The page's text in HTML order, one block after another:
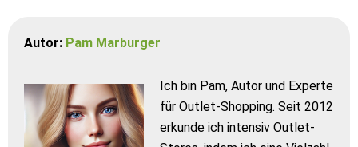
Autor: Pam Marburger
Ich bin Pam, Autor und Experte
für Outlet-Shopping. Seit 2012
erkunde ich intensiv Outlet-